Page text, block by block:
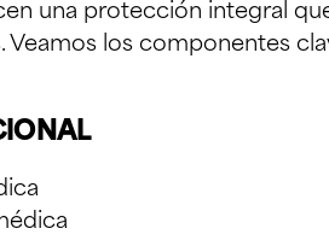
una protección integral
Veamos los componentes